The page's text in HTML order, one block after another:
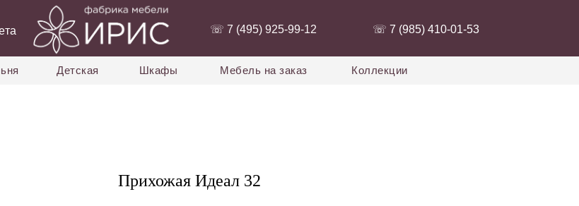
‭☏ 7 (495) 925-99-12‬
Детская Шкафы Мебель на заказ Коллекции
‭☏ 7 (985) 410-01-53‬
Прихожая Идеал 32